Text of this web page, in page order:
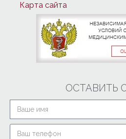
Карта сайта
ОСТАВИТЬ